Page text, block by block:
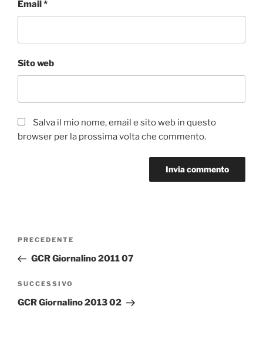
Email *
Sito web
Salva il mio nome, email e sito web in questo
browser per la prossima volta che commento.
Navigazione
Articolo
precedente:
PRECEDENTE
GCR Giornalino 2011 07
Articolo
successivo
SUCCESSIVO
GCR Giornalino 2013 02